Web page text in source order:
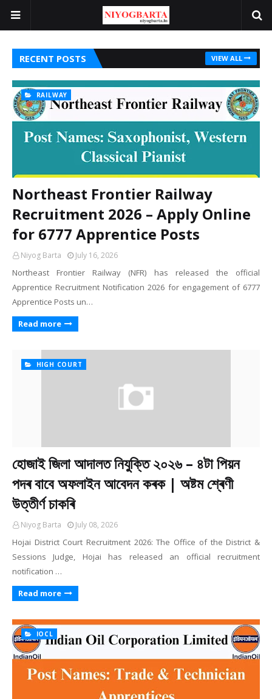
RECENT POSTS VIEW ALL
RAILWAY
Northeast Frontier Railway
Recruitment 2026 – Apply Online
for 6777 Apprentice Posts
Niyog Barta July 16, 2026
Northeast Frontier Railway (NFR) has released the official
Apprentice Recruitment Notification 2026 for engagement of 6777
Apprentice Posts un…
Read more
HIGH COURT
হোজাই জিলা আদালত নিযুক্তি ২০২৬ – ৪টা পিয়ন
পদৰ বাবে অফলাইন আবেদন কৰক | অষ্টম শ্ৰেণী
উত্তীৰ্ণ চাকৰি
Niyog Barta July 08, 2026
Hojai District Court Recruitment 2026: The Office of the District &
Sessions Judge, Hojai has released an official recruitment
notification …
Read more
IOCL